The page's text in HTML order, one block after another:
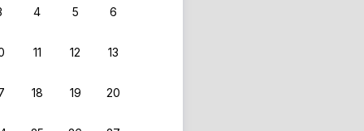
4 5 6
11 12 13
18 19 20